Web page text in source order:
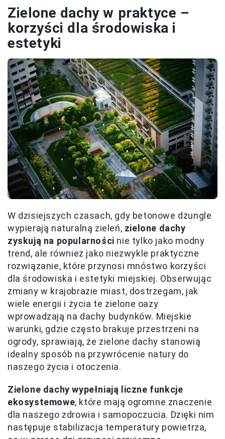
Zielone dachy w praktyce –
korzyści dla środowiska i
estetyki
W dzisiejszych czasach, gdy betonowe dżungle
wypierają naturalną zieleń, zielone dachy
zyskują na popularności nie tylko jako modny
trend, ale również jako niezwykle praktyczne
rozwiązanie, które przynosi mnóstwo korzyści
dla środowiska i estetyki miejskiej. Obserwując
zmiany w krajobrazie miast, dostrzegam, jak
wiele energii i życia te zielone oazy
wprowadzają na dachy budynków. Miejskie
warunki, gdzie często brakuje przestrzeni na
ogrody, sprawiają, że zielone dachy stanowią
idealny sposób na przywrócenie natury do
naszego życia i otoczenia.
Zielone dachy wypełniają liczne funkcje
ekosystemowe, które mają ogromne znaczenie
dla naszego zdrowia i samopoczucia. Dzięki nim
następuje stabilizacja temperatury powietrza,